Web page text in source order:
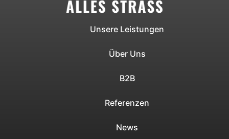
Unsere Leistungen
Über Uns
B2B
Referenzen
News